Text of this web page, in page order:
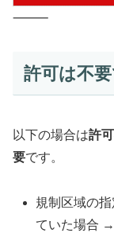
⸻
許可は不
以下の場合は許
要です。
規制区域の
ていた場合